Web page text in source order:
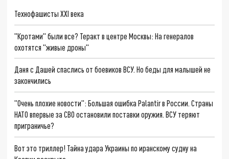
Технофашисты XXI века
"Кротами" были все? Теракт в центре Москвы: На генералов
охотятся "живые дроны"
Даня с Дашей спаслись от боевиков ВСУ. Но беды для малышей не
закончились
"Очень плохие новости": Большая ошибка Palantir в России. Страны
НАТО впервые за СВО остановили поставки оружия. ВСУ теряют
приграничье?
Вот это триллер! Тайна удара Украины по иранскому судну на